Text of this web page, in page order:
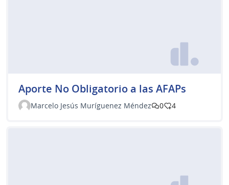
Aporte No Obligatorio a las AFAPs
Marcelo Jesús Muríguenez Méndez 0 4